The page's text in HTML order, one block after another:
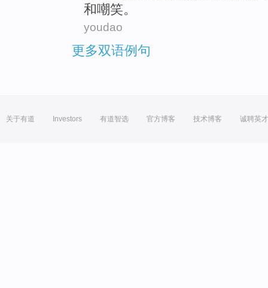
和嘲笑。
youdao
更多双语例句
关于有道 Investors 有道智选 官方博客 技术博客 诚聘英才